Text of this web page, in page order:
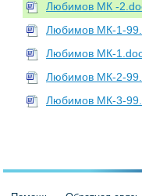
Любимов МК -
Любимов МК-1-
Любимов МК-
Любимов МК-2-
Любимов МК-3-